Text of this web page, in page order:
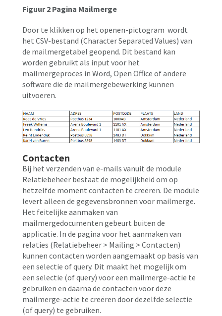
Figuur 2 Pagina Mailmerge
Door te klikken op het openen-pictogram wordt
het CSV-bestand (Character Separated Values) van
de mailmergetabel geopend. Dit bestand kan
worden gebruikt als input voor het
mailmergeproces in Word, Open Office of andere
software die de mailmergebewerking kunnen
uitvoeren.
Contacten
Bij het verzenden van e-mails vanuit de module
Relatiebeheer bestaat de mogelijkheid om op
hetzelfde moment contacten te creëren. De module
levert alleen de gegevensbronnen voor mailmerge.
Het feitelijke aanmaken van
mailmergedocumenten gebeurt buiten de
applicatie. In de pagina voor het aanmaken van
relaties (Relatiebeheer > Mailing > Contacten)
kunnen contacten worden aangemaakt op basis van
een selectie of query. Dit maakt het mogelijk om
een selectie (of query) voor een mailmerge-actie te
gebruiken en daarna de contacten voor deze
mailmerge-actie te creëren door dezelfde selectie
(of query) te gebruiken.